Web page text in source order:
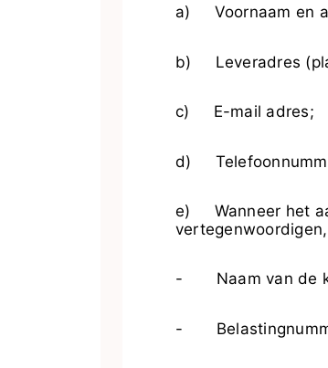
a) Voornaam en
b) Leveradres
c) E-mail adres;
d)
e) Wanneer het
- Naam van de
-